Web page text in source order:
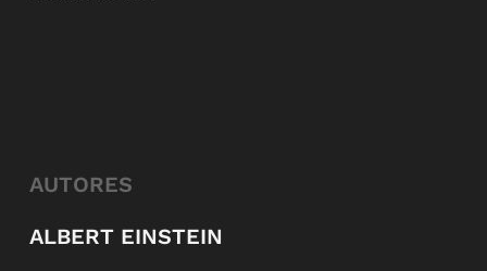
AUTORES
ALBERT EINSTEIN